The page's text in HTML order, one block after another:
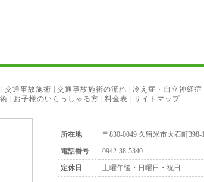
交通事故施術 交通事故施術の流れ 冷え症・自立神経症
お子様のいらっしゃる方 料金表 サイトマップ
所在地
〒830-0049 久留米市大石町398-
電話番号
0942-38-5340
定休日
土曜午後・日曜日・祝日